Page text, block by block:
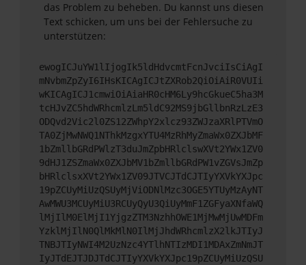
das Problem zu beheben. Du kannst uns diesen
Text schicken, um uns bei der Fehlersuche zu
unterstützen:
ewogICJuYW1lIjogIk5ldHdvcmtFcnJvciIsCiAgI
mNvbmZpZyI6IHsKICAgICJtZXRob2QiOiAiR0VUIi
wKICAgICJ1cmwiOiAiaHR0cHM6Ly9hcGkueC5ha3M
tcHJvZC5hdWRhcmlzLm5ldC92MS9jbGllbnRzLzE3
ODQvd2Vic2l0ZS12ZWhpY2xlcz93ZWJzaXRlPTVmO
TA0ZjMwNWQ1NThkMzgxYTU4MzRhMyZmaWx0ZXJbMF
1bZmllbGRdPWlzT3duJmZpbHRlclswXVt2YWx1ZV0
9dHJ1ZSZmaWx0ZXJbMV1bZmllbGRdPW1vZGVsJmZp
bHRlclsxXVt2YWx1ZV09JTVCJTdCJTIyYXVkYXJpc
19pZCUyMiUzQSUyMjViODNlMzc3OGE5YTUyMzAyNT
AwMWU3MCUyMiU3RCUyQyU3QiUyMmF1ZGFyaXNfaWQ
lMjIlM0ElMjI1YjgzZTM3NzhhOWE1MjMwMjUwMDFm
YzklMjIlN0QlMkMlN0IlMjJhdWRhcmlzX2lkJTIyJ
TNBJTIyNWI4M2UzNzc4YTlhNTIzMDI1MDAxZmNmJT
IyJTdEJTJDJTdCJTIyYXVkYXJpc19pZCUyMiUzQSU